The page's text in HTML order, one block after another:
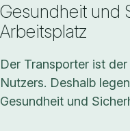
Gesundheit und
Arbeitsplatz
Der Transporter ist
Nutzers. Deshalb
Gesundheit und